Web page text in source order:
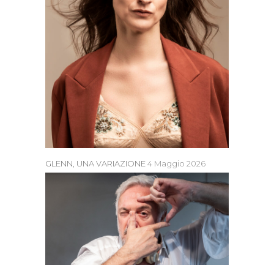
GLENN, UNA VARIAZIONE4 Maggio 2026